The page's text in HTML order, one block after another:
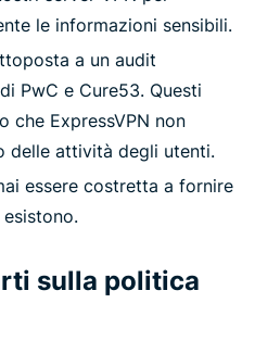
le informazioni sensibili.
a un audit
PwC e Cure53. Questi
che ExpressVPN non
delle attività degli utenti.
essere costretta a fornire
sulla politica